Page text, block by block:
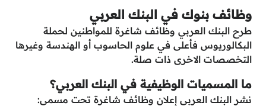
وظائف بنوك في البنك العربي
طرح البنك العربي وظائف شاغرة للمواطنين لحملة
البكالوريوس فأعلى في علوم الحاسوب أو الهندسة وغيرها
التخصصات الاخرى ذات صلة.
ما المسميات الوظيفية في البنك العربي؟
نشر البنك العربي إعلان وظائف شاغرة تحت مسمى: